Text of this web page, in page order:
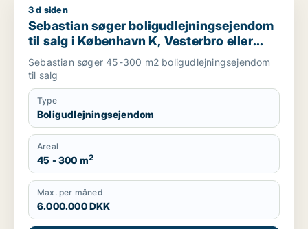
Sebastian søger boligudlejningsejendom til salg i
3 d siden
Sebastian søger boligudlejningsejendom
til salg i København K, Vesterbro eller
Frederiksberg m.fl.
Sebastian søger 45-300 m2 boligudlejningsejendom
til salg
Type
Boligudlejningsejendom
Areal
45 - 300 m2
Max. per måned
6.000.000 DKK